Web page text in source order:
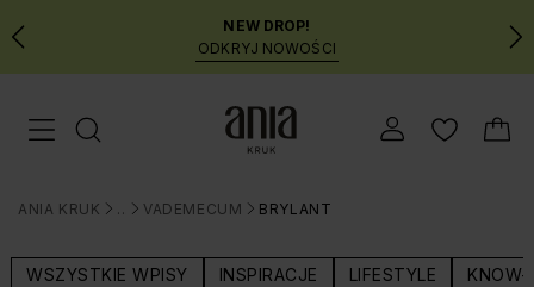
Przejdź
do
MENU
NEW DROP!
ODKRYJ NOWOŚCI
Menu mobilne
ANIA KRUK
>
BLOG
>
VADEMECUM
>
BRYLANT
WSZYSTKIE WPISY INSPIRACJE LIFESTYLE KNOW-